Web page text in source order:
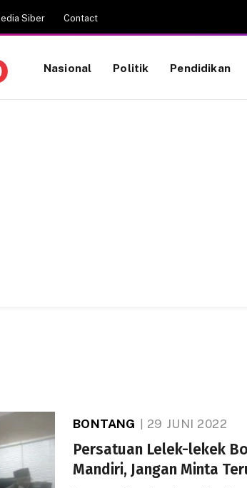
Siber Contact
Nasional Politik Pendidikan
BONTANG 29 JUNI 2022
Persatuan Lelek-lekek
Mandiri, Jangan Minta